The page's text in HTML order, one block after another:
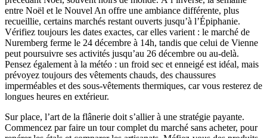
entre Noël et le Nouvel An offre une ambiance différente, plus
recueillie, certains marchés restant ouverts jusqu’à l’Épiphanie.
Vérifiez toujours les dates exactes, car elles varient : le marché de
Nuremberg ferme le 24 décembre à 14h, tandis que celui de Vienne
peut poursuivre ses activités jusqu’au 26 décembre ou au-delà.
Pensez également à la météo : un froid sec et enneigé est idéal, mais
prévoyez toujours des vêtements chauds, des chaussures
imperméables et des sous-vêtements thermiques, car vous resterez de
longues heures en extérieur.
Sur place, l’art de la flânerie doit s’allier à une stratégie payante.
Commencez par faire un tour complet du marché sans acheter, pour